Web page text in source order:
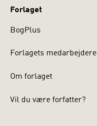
Forlaget
BogPlus
Forlagets medarbejdere
Om forlaget
Vil du være forfatter?